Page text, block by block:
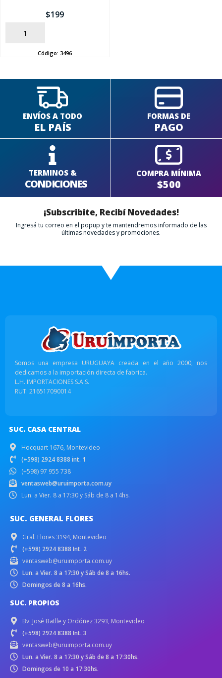
$199
AÑADIR
Código: 3496
ENVÍOS A TODO
EL PAÍS
FORMAS DE
PAGO
TERMINOS &
CONDICIONES
COMPRA MÍNIMA
$500
¡Subscribite, Recibí Novedades!
Ingresá tu correo en el popup y te mantendremos informado de las
últimas novedades y promociones.
Somos una empresa URUGUAYA creada en el año 2000, nos
dedicamos a la importación directa de fabrica.
L.H. IMPORTACIONES S.A.S.
RUT: 216517090014
SUC. CASA CENTRAL
Hocquart 1676, Montevideo
(+598) 2924 8388 int. 1
(+598) 97 955 738
ventasweb@uruimporta.com.uy
Lun. a Vier. 8 a 17:30 y Sáb de 8 a 14hs.
SUC. GENERAL FLORES
Gral. Flores 3194, Montevideo
(+598) 2924 8388 Int. 2
ventasweb@uruimporta.com.uy
Lun. a Vier. 8 a 17:30 y Sáb de 8 a 16hs.
Domingos de 8 a 16hs.
SUC. PROPIOS
Bv. José Batlle y Ordóñez 3293, Montevideo
(+598) 2924 8388 Int. 3
ventasweb@uruimporta.com.uy
Lun. a Vier. 8 a 17:30 y Sáb de 8 a 17:30hs.
Domingos de 10 a 17:30hs.